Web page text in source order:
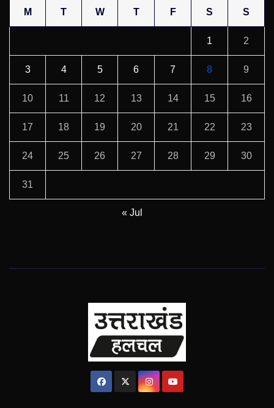
M T W T F S S
1 2
3 4 5 6 7 8 9
10 11 12 13 14 15 16
17 18 19 20 21 22 23
24 25 26 27 28 29 30
31
« Jul